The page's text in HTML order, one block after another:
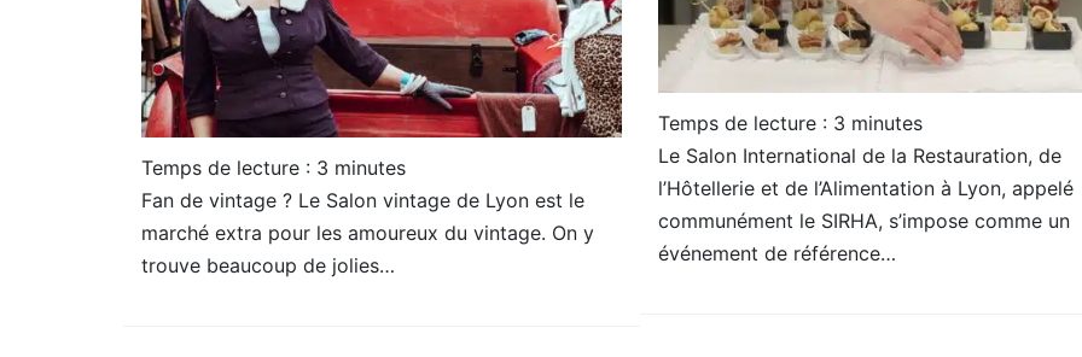
Temps de lecture : 3 minutes
Fan de vintage ? Le Salon vintage de Lyon est le
marché extra pour les amoureux du vintage. On y
trouve beaucoup de jolies…
Temps de lecture : 3 minutes
Le Salon International de la Restauration, de
l’Hôtellerie et de l’Alimentation à Lyon, appelé
communément le SIRHA, s’impose comme un
événement de référence…